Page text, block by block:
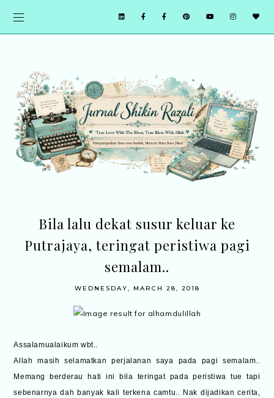
Bila lalu dekat susur keluar ke
Putrajaya, teringat peristiwa pagi
semalam..
WEDNESDAY, MARCH 28, 2018
Assalamualaikum wbt..
Allah masih selamatkan perjalanan saya pada pagi semalam..
Memang berderau hati ini bila teringat pada peristiwa tue tapi
sebenarnya dah banyak kali terkena camtu.. Nak dijadikan cerita,